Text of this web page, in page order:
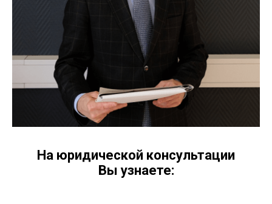
На юридической консультации
Вы узнаете: